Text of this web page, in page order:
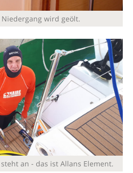
Niedergang wird geölt.
an - das ist Allans Element.